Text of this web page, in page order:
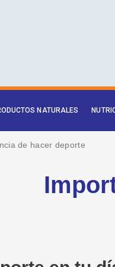
NATURALES
de hacer deporte